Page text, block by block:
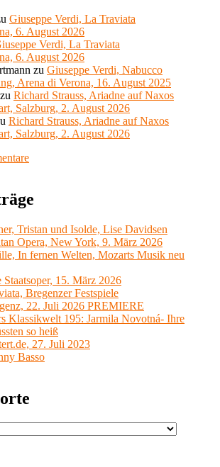
Giuseppe Verdi, La Traviata
6. August 2026
Verdi, La Traviata
6. August 2026
zu Giuseppe Verdi, Nabucco
Arena di Verona, 16. August 2025
zu Richard Strauss, Ariadne auf Naxos
Salzburg, 2. August 2026
Richard Strauss, Ariadne auf Naxos
Salzburg, 2. August 2026
Tristan und Isolde, Lise Davidsen
Opera, New York, 9. März 2026
In fernen Welten, Mozarts Musik neu
Staatsoper, 15. März 2026
Bregenzer Festspiele
22. Juli 2026 PREMIERE
Klassikwelt 195: Jarmila Novotná- Ihre
so heiß
27. Juli 2023
Basso